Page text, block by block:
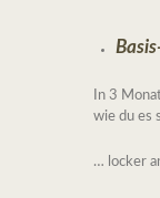
In 3
wie du es
… locker